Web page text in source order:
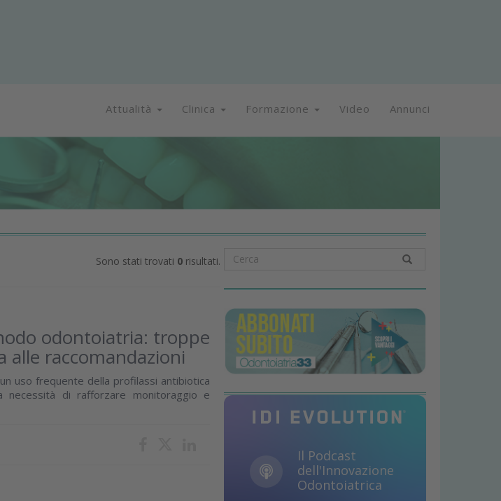
Attualità Clinica Formazione Video Annunci
Sono stati trovati 0 risultati.
odontoiatria: troppe
alle raccomandazioni
uso frequente della profilassi antibiotica
necessità di rafforzare monitoraggio e
Il Podcast
dell'Innovazione
Odontoiatrica